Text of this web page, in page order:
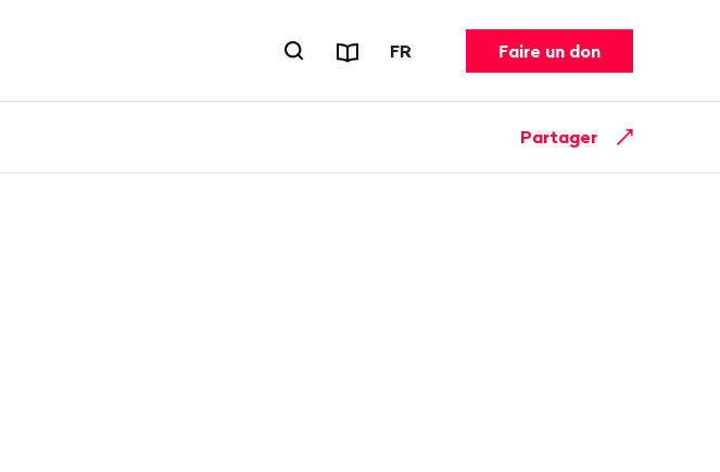
Ouvrir le formulaire de recherche
Rapports et dépliants
FR CHANGER DE LANGUE. LANGUE
Faire un don
Partager